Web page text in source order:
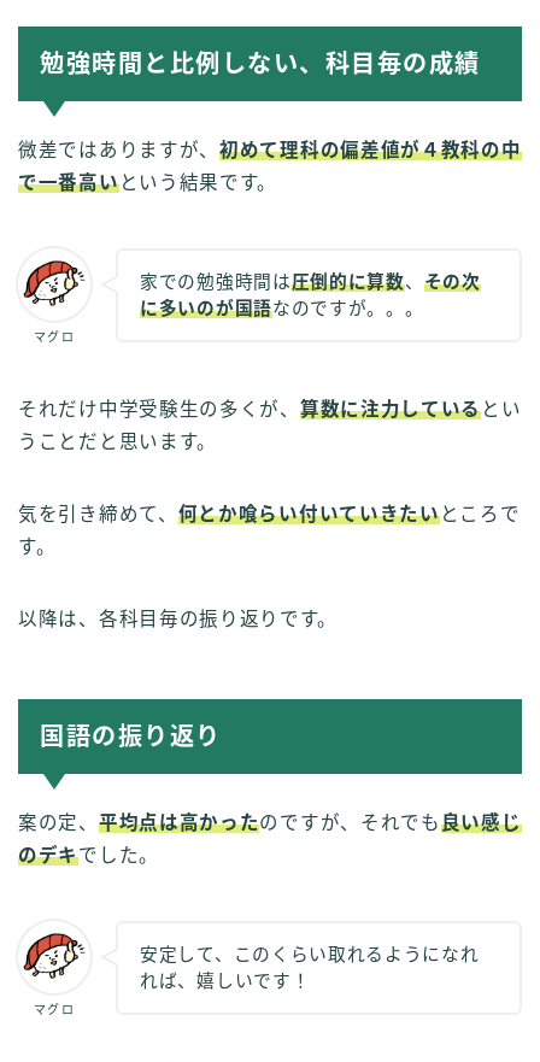
勉強時間と比例しない、科目毎の成績
微差ではありますが、 初めて理科の偏差値が４教科の中
で一番高いという結果です。
マグロ
家での勉強時間は圧倒的に算数、 その次
に多いのが国語なのですが。。。
それだけ中学受験生の多くが、 算数に注力しているとい
うことだと思います。
気を引き締めて、 何とか喰らい付いていきたいところで
す。
以降は、各科目毎の振り返りです。
国語の振り返り
案の定、 平均点は高かったのですが、それでも良い感じ
のデキでした。
マグロ
安定して、このくらい取れるようになれ
れば、嬉しいです！